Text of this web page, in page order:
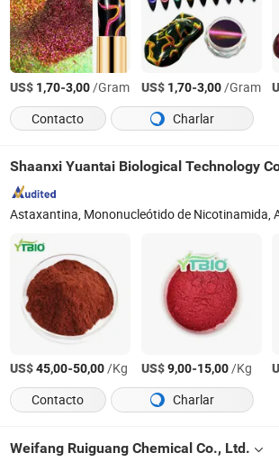
US$ 1,70-3,00/Gram US$ 1,70-3,00/Gram
Contacto
Charlar
Shaanxi Yuantai Biological Technology
US$45,00-50,00/Kg US$9,00-15,00/Kg
Contacto
Charlar
Weifang Ruiguang Chemical Co., Ltd.